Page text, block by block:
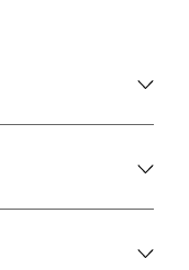
y lleva a casa piezas